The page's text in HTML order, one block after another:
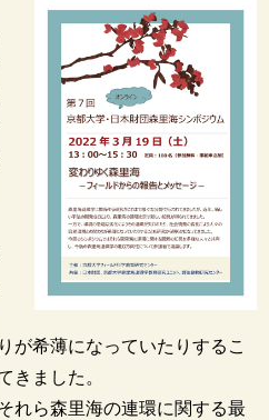
が希薄になっていたりするこ
きました。
れら森里海の連環に関する最